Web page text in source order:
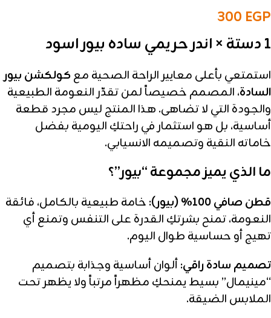
300 EGP
1 دستة × اندر حريمي ساده بيور اسود
استمتعي بأعلى معايير الراحة الصحية معكولكشن بيور
السادة، المصمم خصيصاً لمن تقدّر النعومة الطبيعية
والجودة التي لا تضاهى. هذا المنتج ليس مجرد قطعة
أساسية، بل هو استثمار في راحتكِ اليومية بفضل
خاماته النقية وتصميمه الانسيابي.
ما الذي يميز مجموعة “بيور”؟
قطن صافي 100% (بيور):
خامة طبيعية بالكامل، فائقة
النعومة، تمنح بشرتكِ القدرة على التنفس وتمنع أي
تهيج أو حساسية طوال اليوم.
تصميم سادة راقي:ألوان أساسية وجذابة بتصميم
“مينيمال” بسيط يمنحكِ مظهراً مرتباً ولا يظهر تحت
الملابس الضيقة.